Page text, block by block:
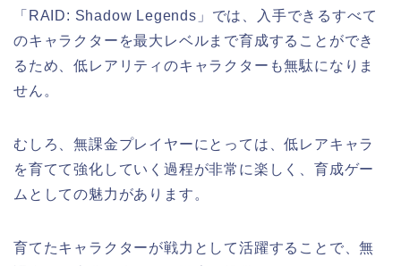
「RAID: Shadow Legends」では、入手できるすべて
のキャラクターを最大レベルまで育成することができ
るため、低レアリティのキャラクターも無駄になりま
せん。
むしろ、無課金プレイヤーにとっては、低レアキャラ
を育てて強化していく過程が非常に楽しく、育成ゲー
ムとしての魅力があります。
育てたキャラクターが戦力として活躍することで、無